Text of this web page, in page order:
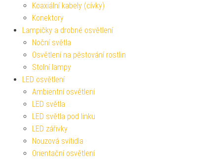
Koaxiální kabely (cívky)
Konektory
Lampičky a drobné osvětlení
Noční světla
Osvětlení na pěstování rostlin
Stolní lampy
LED osvětlení
Ambientní osvětlení
LED světla
LED světla pod linku
LED zářivky
Nouzová svítidla
Orientační osvětlení